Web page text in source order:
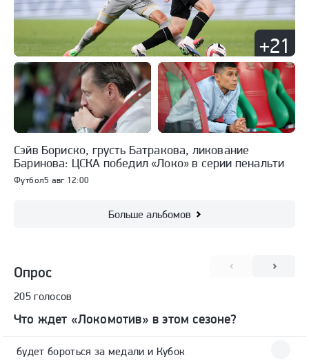
+21
Сэйв Бориско, грусть Батракова, ликование
Баринова: ЦСКА победил «Локо» в серии пенальти
Футбол5 авг 12:00
Больше альбомов
Опрос
205 голосов
Что ждет «Локомотив» в этом сезоне?
будет бороться за медали и Кубок